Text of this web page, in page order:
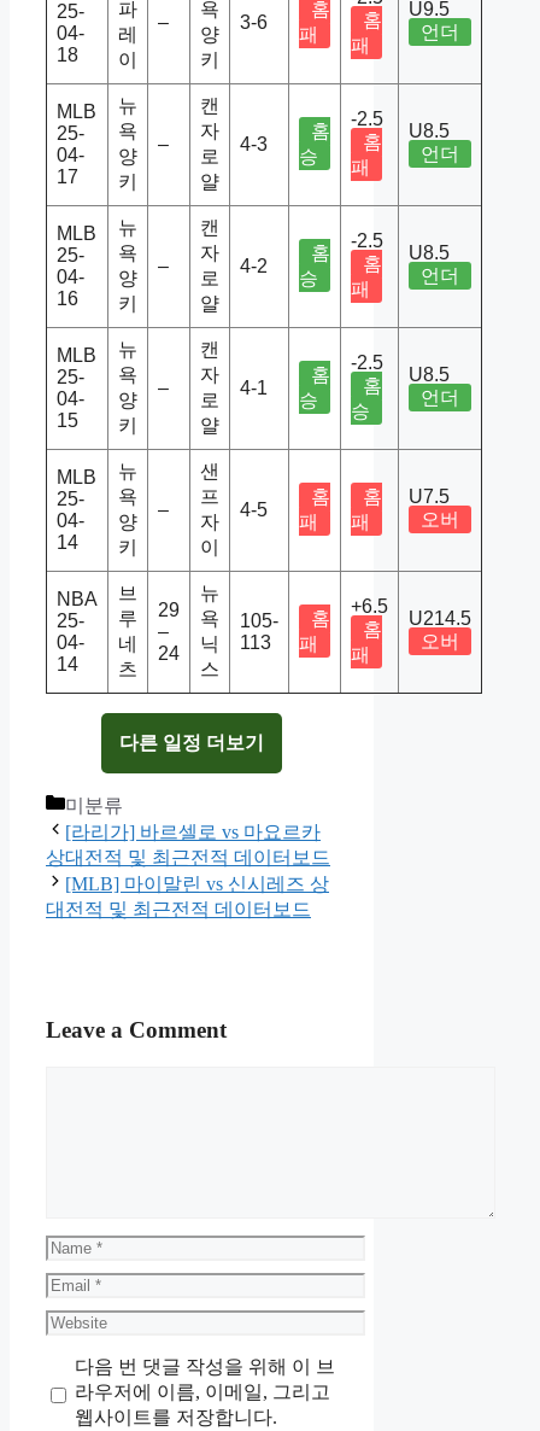
25-
04-
18
파
레
이
–
욕
양
키
3-6
홈
패
홈
패
U9.5
언더
MLB
25-
04-
17
뉴
욕
양
키
–
캔
자
로
얄
4-3
홈
승
-2.5
홈
패
U8.5
언더
MLB
25-
04-
16
뉴
욕
양
키
–
캔
자
로
얄
4-2
홈
승
-2.5
홈
패
U8.5
언더
MLB
25-
04-
15
뉴
욕
양
키
–
캔
자
로
얄
4-1
홈
승
-2.5
홈
승
U8.5
언더
MLB
25-
04-
14
뉴
욕
양
키
–
샌
프
자
이
4-5
홈
패
홈
패
U7.5
오버
NBA
25-
04-
14
브
루
네
츠
29
–
24
뉴
욕
닉
스
105-
113
홈
패
+6.5
홈
패
U214.5
오버
다른 일정 더보기
Categories
미분류
[라리가] 바르셀로 vs 마요르카
상대전적 및 최근전적 데이터보드
[MLB] 마이말린 vs 신시레즈 상
대전적 및 최근전적 데이터보드
Leave a Comment
Name
Email
Website
다음 번 댓글 작성을 위해 이 브
라우저에 이름, 이메일, 그리고
웹사이트를 저장합니다.